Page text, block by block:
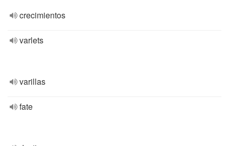
crecimientos
varlets
varillas
fate